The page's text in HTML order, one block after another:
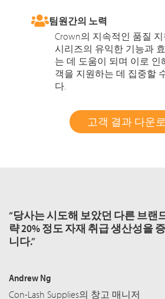
팀원간의 노력
Crown의 지속적인 품질 지
시리즈의 유익한 기능과
는 데 도움이 되며 이로 인
객을 지원하는 데 집중할
다.
고객 결과 다운
“당사는 시도해 보았던 다른 브랜
략 20% 정도 자재 취급 생산성을
니다.”
Andrew Ng
Con-Lash Supplies의 창고 매니저